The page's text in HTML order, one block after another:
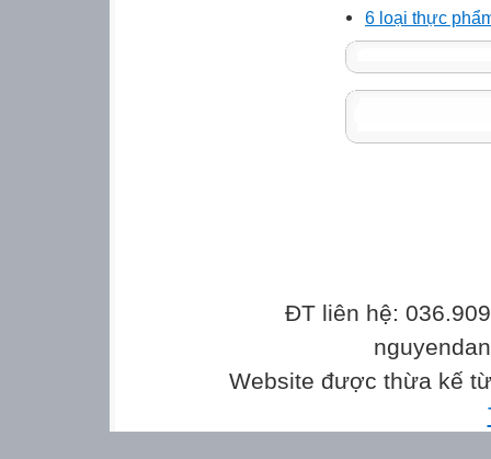
6 loại thực
ĐT liên hệ:
Website được thừa kế